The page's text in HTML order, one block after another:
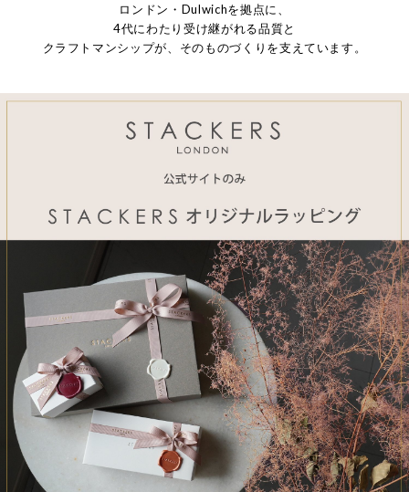
ロンドン・Dulwichを拠点に、
4代にわたり受け継がれる品質と
クラフトマンシップが、そのものづくりを支えています。